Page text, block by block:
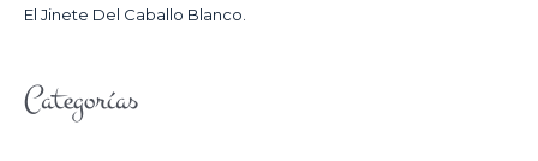
El Jinete Del Caballo Blanco.
Categorías